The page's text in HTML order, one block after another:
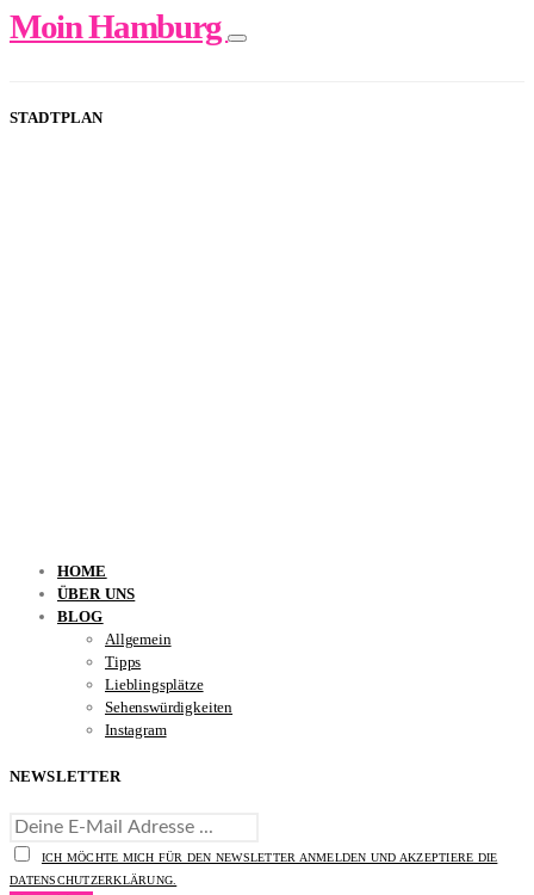
Moin Hamburg
STADTPLAN
HOME
ÜBER UNS
BLOG
Allgemein
Tipps
Lieblingsplätze
Sehenswürdigkeiten
Instagram
NEWSLETTER
ICH MÖCHTE MICH FÜR DEN NEWSLETTER ANMELDEN UND AKZEPTIERE DIE
DATENSCHUTZERKLÄRUNG.